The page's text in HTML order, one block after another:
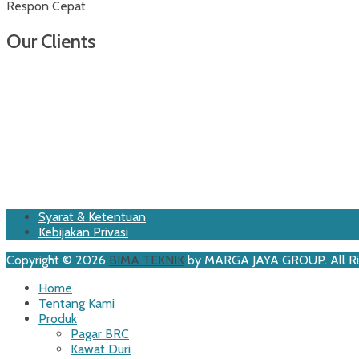
Respon Cepat
Our Clients
Footer
Menu
Skip
Syarat & Ketentuan
Kebijakan Privasi
Copyright © 2026 BIMA TEKNIK by MARGA JAYA GROUP. All
Home
Tentang Kami
Produk
Pagar BRC
Kawat Duri